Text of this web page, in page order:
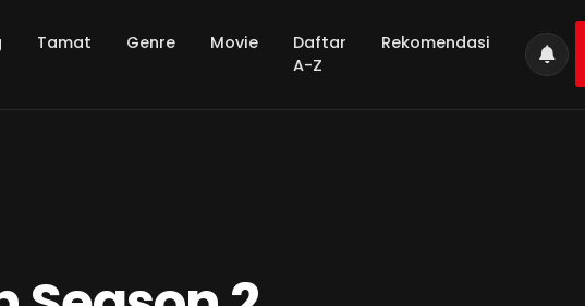
Tamat Genre Movie
Daftar
A-Z
Rekomendasi